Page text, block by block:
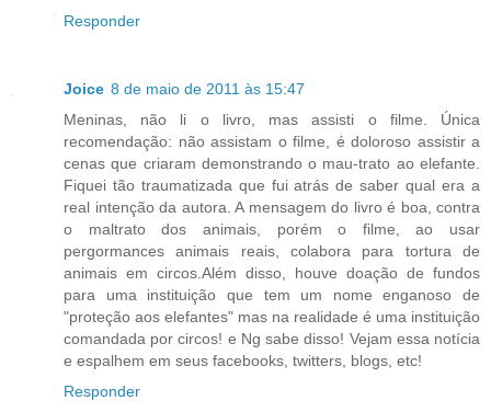
Responder
Joice 8 de maio de 2011 às 15:47
Meninas, não li o livro, mas assisti o filme. Única
recomendação: não assistam o filme, é doloroso assistir a
cenas que criaram demonstrando o mau-trato ao elefante.
Fiquei tão traumatizada que fui atrás de saber qual era a
real intenção da autora. A mensagem do livro é boa, contra
o maltrato dos animais, porém o filme, ao usar
pergormances animais reais, colabora para tortura de
animais em circos.Além disso, houve doação de fundos
para uma instituição que tem um nome enganoso de
"proteção aos elefantes" mas na realidade é uma instituição
comandada por circos! e Ng sabe disso! Vejam essa notícia
e espalhem em seus facebooks, twitters, blogs, etc!
Responder